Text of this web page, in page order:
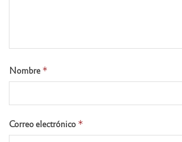
Nombre *
Correo electrónico *